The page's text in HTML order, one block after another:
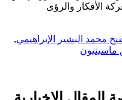
الأفكار والرؤى
محمد البشير الإبراهيمي,
ماسينيون